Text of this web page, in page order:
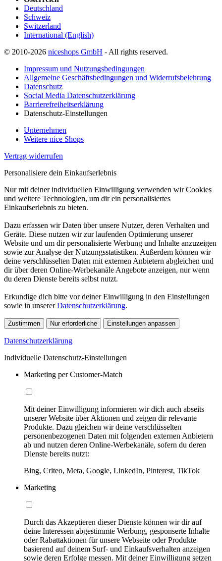
Deutschland
Schweiz
Switzerland
International (English)
© 2010-2026 niceshops GmbH - All rights reserved.
Impressum und Nutzungsbedingungen
Allgemeine Geschäftsbedingungen und Widerrufsbelehrung
Datenschutz
Social Media Datenschutzerklärung
Barrierefreiheitserklärung
Datenschutz-Einstellungen
Unternehmen
Weitere nice Shops
Vertrag widerrufen
Personalisiere dein Einkaufserlebnis
Nur mit deiner individuellen Einwilligung verwenden wir Cookies
und weitere Technologien, um dir ein personalisiertes
Einkaufserlebnis zu bieten.
Dazu erfassen wir Daten über unsere Nutzer, deren Verhalten und
Geräte. Diese nutzen wir zur laufenden Optimierung unserer
Website und um dir personalisierte Werbung und Inhalte anzuzeigen
sowie zur Analyse der Nutzungsstatistiken. Außerdem können wir
deine verschlüsselten Daten mit externen Anbietern abgleichen und
dir über deren Online-Werbekanäle Angebote anzeigen, nur wenn
du deren Dienste bereits selbst nutzt.
Erkundige dich bitte vor deiner Einwilligung in den Einstellungen
sowie in unsererDatenschutzerklärung.
Zustimmen Nur erforderliche Einstellungen anpassen
Datenschutzerklärung
Individuelle Datenschutz-Einstellungen
Marketing per Customer-Match
Mit deiner Einwilligung informieren wir dich auch abseits
unserer Website über Aktionen und zeigen dir relevante
Produkte. Dazu gleichen wir deine verschlüsselten
personenbezogenen Daten mit folgenden externen Anbietern
ab und nutzen deren Online-Werbekanäle, sofern du deren
Dienste bereits nutzt:
Bing, Criteo, Meta, Google, LinkedIn, Pinterest, TikTok
Marketing
Durch das Akzeptieren dieser Dienste können wir dir auf
deine Interessen abgestimmte Werbung, gesponserte Inhalte
oder Rabattaktionen für unsere Webseite oder Produkte
basierend auf deinem Surf- und Einkaufsverhalten anzeigen
sowie deren Erfolge messen. Mit deiner Einwilligung setzen